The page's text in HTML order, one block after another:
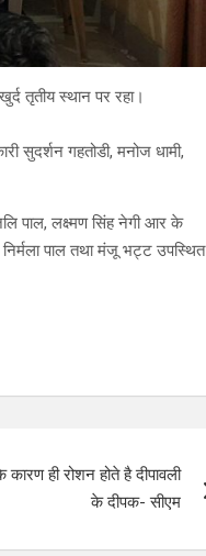
तृतीय स्थान पर रहा।
सुदर्शन गहतोडी, मनोज धामी,
पाल, लक्ष्मण सिंह नेगी आर के
निर्मला पाल तथा मंजू भट्ट उपस्थित
ही रोशन होते है दीपावली
के दीपक- सीएम